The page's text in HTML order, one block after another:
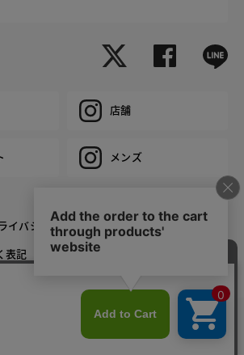
サイズを選択する
店舗
メンズ
イバシーポリシー
表記
推奨環境
ALL RIGHTS RESERVED.